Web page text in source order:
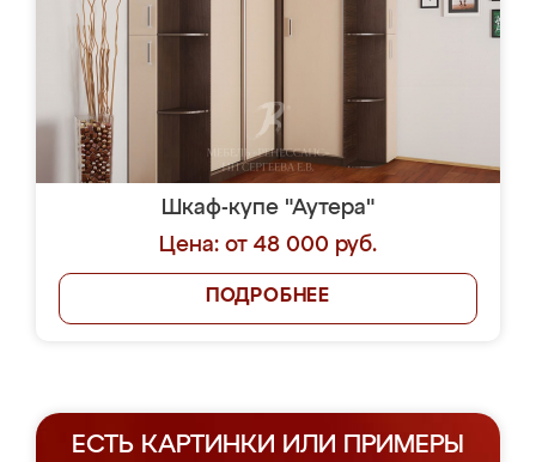
Шкаф-купе "Аутера"
Цена: от 48 000 руб.
ПОДРОБНЕЕ
ЕСТЬ КАРТИНКИ ИЛИ ПРИМЕРЫ